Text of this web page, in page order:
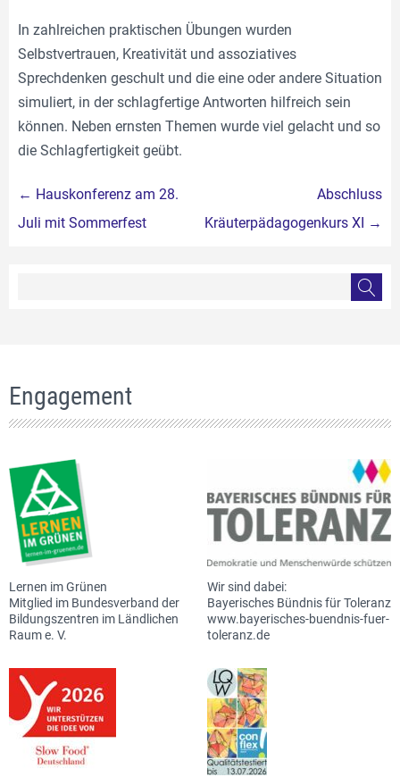
In zahlreichen praktischen Übungen wurden
Selbstvertrauen, Kreativität und assoziatives
Sprechdenken geschult und die eine oder andere Situation
simuliert, in der schlagfertige Antworten hilfreich sein
können. Neben ernsten Themen wurde viel gelacht und so
die Schlagfertigkeit geübt.
Beitragsnavigation
← Hauskonferenz am 28.
Juli mit Sommerfest
Abschluss
Kräuterpädagogenkurs XI →
Engagement
Lernen im Grünen
Mitglied im Bundesverband der
Bildungszentren im Ländlichen
Raum e. V.
Wir sind dabei:
Bayerisches Bündnis für Toleranz
www.bayerisches-buendnis-fuer-
toleranz.de